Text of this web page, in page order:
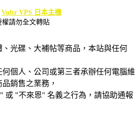
Vultr VPS 日本主機
請勿全文轉貼
光碟、大補帖等商品，本站與任何
個人、公司或第三者承辦任何電腦維
銷售之業務，
或 "不來恩" 名義之行為，請協助通報